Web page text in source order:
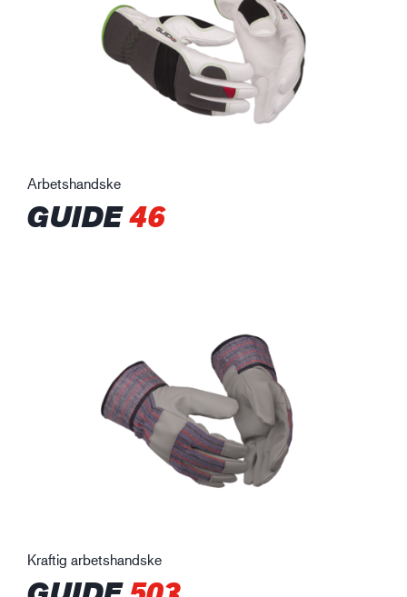
Arbetshandske
GUIDE46
Kraftig arbetshandske